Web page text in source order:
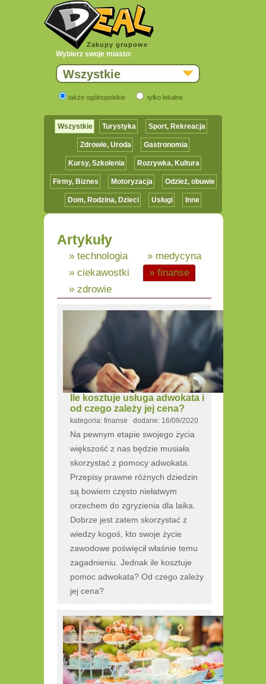
Zakupy grupowe
Wybierz swoje miasto:
Wszystkie
także ogólnopolskie tylko lokalne
Wszystkie Turystyka Sport, Rekreacja
Zdrowie, Uroda Gastronomia
Kursy, Szkolenia Rozrywka, Kultura
Firmy, Biznes Motoryzacja Odzież, obuwie
Dom, Rodzina, Dzieci Usługi Inne
Artykuły
» technologia
» medycyna
» ciekawostki
» finanse
» zdrowie
Ile kosztuje usługa adwokata i
od czego zależy jej cena?
kategoria: finanse dodane: 16/09/2020
Na pewnym etapie swojego życia
większość z nas będzie musiała
skorzystać z pomocy adwokata.
Przepisy prawne różnych dziedzin
są bowiem często niełatwym
orzechem do zgryzienia dla laika.
Dobrze jest zatem skorzystać z
wiedzy kogoś, kto swoje życie
zawodowe poświęcił właśnie temu
zagadnieniu. Jednak ile kosztuje
pomoc adwokata? Od czego zależy
jej cena?